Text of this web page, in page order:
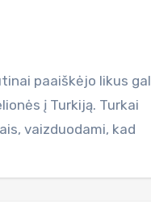
į Turkiją. Turkai
vaizduodami, kad